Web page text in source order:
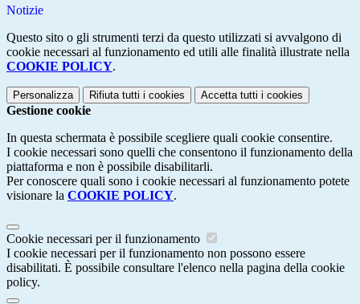
Notizie
Questo sito o gli strumenti terzi da questo utilizzati si avvalgono di
cookie necessari al funzionamento ed utili alle finalità illustrate nella
COOKIE POLICY.
Personalizza Rifiuta tutti i cookies Accetta tutti i cookies
Gestione cookie
In questa schermata è possibile scegliere quali cookie consentire.
I cookie necessari sono quelli che consentono il funzionamento della
piattaforma e non è possibile disabilitarli.
Per conoscere quali sono i cookie necessari al funzionamento potete
visionare la COOKIE POLICY.
Cookie necessari per il funzionamento
I cookie necessari per il funzionamento non possono essere
disabilitati. È possibile consultare l'elenco nella pagina della cookie
policy.